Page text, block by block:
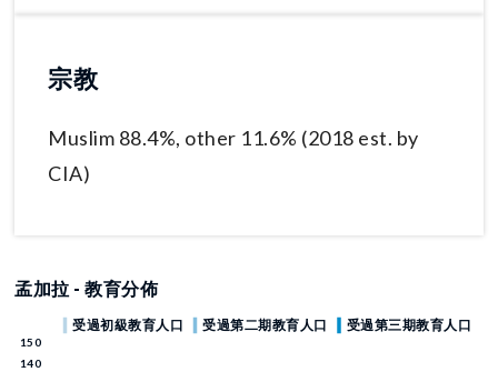
宗教
Muslim 88.4%, other 11.6% (2018 est. by
CIA)
孟加拉 - 教育分佈